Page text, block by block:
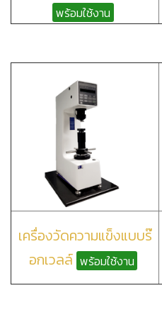
พร้อมใช้งาน
เครื่องวัดความแข็งแบบร๊
อกเวลล์ พร้อมใช้งาน